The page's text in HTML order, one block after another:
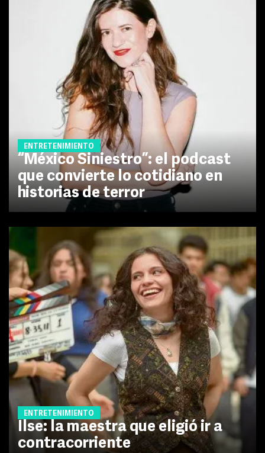
ENTRETENIMIENTO
“México Siniestro”: el podcast
que convierte lo cotidiano en
historias de terror
ENTRETENIMIENTO
Ilse: la maestra que eligió ir a
contracorriente